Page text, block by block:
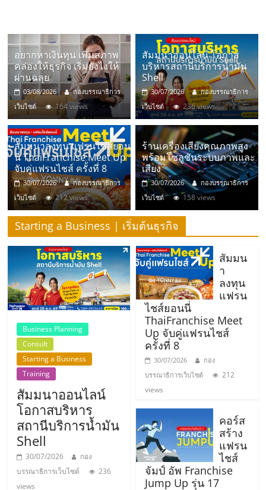
ส
เอ็
มอี
ไทย,
SMEs,
แฟ
รน
ไชส์,
ที่
ปรึกษา
แฟ
รน
ไชส์,
รวม
อยากหาเงินทุน เพิ่มสภาพ
คล่องให้ธุรกิจ เริ่มยังไงให้
ผ่านฉลุย
03/08/2026
กองบรรณาธิการ
เว็บไซต์
164 views
สัมมนาออนไลน์ โอกาส
บริหารสถานีบริการน้ำมัน
Shell
30/07/2026
กองบรรณาธิการ
เว็บไซต์
236 views
สัมมนาลงทุน แฟรนไชส์ยอน
นี่ ThaiFranchise Meet Up
จับคู่แฟรนไชส์ ครั้งที่ 8
30/07/2026
กองบรรณาธิการ
เว็บไซต์
212 views
ร้านเครื่องเสียงคุณภาพสูง
พร้อมโซลูชันระบบภาพและ
เสียง
30/07/2026
กองบรรณาธิการ
เว็บไซต์
158 views
Starting a Business | เริ่มต้นธุรกิจ
Business Planning
Consult
Starting a Business
Training
สัมมนาออนไลน์
โอกาสบริหาร
สถานีบริการน้ำมัน
Shell
30/07/2026
กอง
บรรณาธิการเว็บไซต์
236
views
สัมมน
า
ลงทุน
แฟรน
ไชส์ยอนนี่
ThaiFranchise Meet
Up จับคู่แฟรนไชส์
ครั้งที่ 8
30/07/2026
กอง
บรรณาธิการเว็บไซต์
212
views
คอร์ส
สร้าง
แฟรน
ไชส์
จัมป์ อัพ Franchise
Jump Up รุ่น 17